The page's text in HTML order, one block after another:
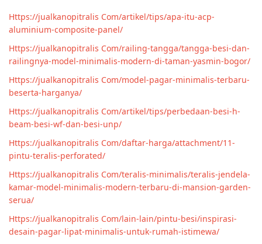
Https://jualkanopitralis Com/artikel/tips/apa-itu-acp-
aluminium-composite-panel/
Https://jualkanopitralis Com/railing-tangga/tangga-besi-dan-
railingnya-model-minimalis-modern-di-taman-yasmin-bogor/
Https://jualkanopitralis Com/model-pagar-minimalis-terbaru-
beserta-harganya/
Https://jualkanopitralis Com/artikel/tips/perbedaan-besi-h-
beam-besi-wf-dan-besi-unp/
Https://jualkanopitralis Com/daftar-harga/attachment/11-
pintu-teralis-perforated/
Https://jualkanopitralis Com/teralis-minimalis/teralis-jendela-
kamar-model-minimalis-modern-terbaru-di-mansion-garden-
serua/
Https://jualkanopitralis Com/lain-lain/pintu-besi/inspirasi-
desain-pagar-lipat-minimalis-untuk-rumah-istimewa/